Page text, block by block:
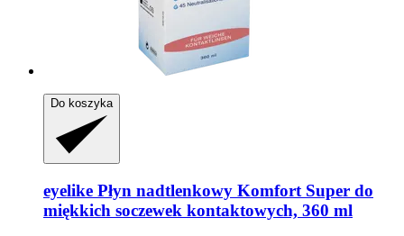
Do koszyka
eyelike Płyn nadtlenkowy Komfort Super do
miękkich soczewek kontaktowych, 360 ml